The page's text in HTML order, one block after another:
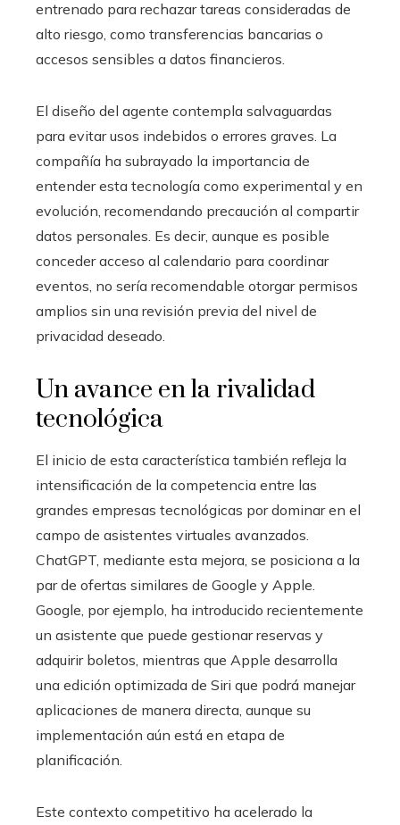
entrenado para rechazar tareas consideradas de
alto riesgo, como transferencias bancarias o
accesos sensibles a datos financieros.
El diseño del agente contempla salvaguardas
para evitar usos indebidos o errores graves. La
compañía ha subrayado la importancia de
entender esta tecnología como experimental y en
evolución, recomendando precaución al compartir
datos personales. Es decir, aunque es posible
conceder acceso al calendario para coordinar
eventos, no sería recomendable otorgar permisos
amplios sin una revisión previa del nivel de
privacidad deseado.
Un avance en la rivalidad
tecnológica
El inicio de esta característica también refleja la
intensificación de la competencia entre las
grandes empresas tecnológicas por dominar en el
campo de asistentes virtuales avanzados.
ChatGPT, mediante esta mejora, se posiciona a la
par de ofertas similares de Google y Apple.
Google, por ejemplo, ha introducido recientemente
un asistente que puede gestionar reservas y
adquirir boletos, mientras que Apple desarrolla
una edición optimizada de Siri que podrá manejar
aplicaciones de manera directa, aunque su
implementación aún está en etapa de
planificación.
Este contexto competitivo ha acelerado la